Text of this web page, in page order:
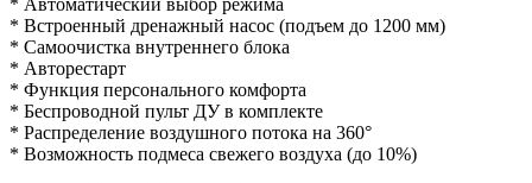
* Автоматический выбор режима
* Встроенный дренажный насос (подъем до 1200 мм)
* Самоочистка внутреннего блока
* Авторестарт
* Функция персонального комфорта
* Беспроводной пульт ДУ в комплекте
* Распределение воздушного потока на 360°
* Возможность подмеса свежего воздуха (до 10%)